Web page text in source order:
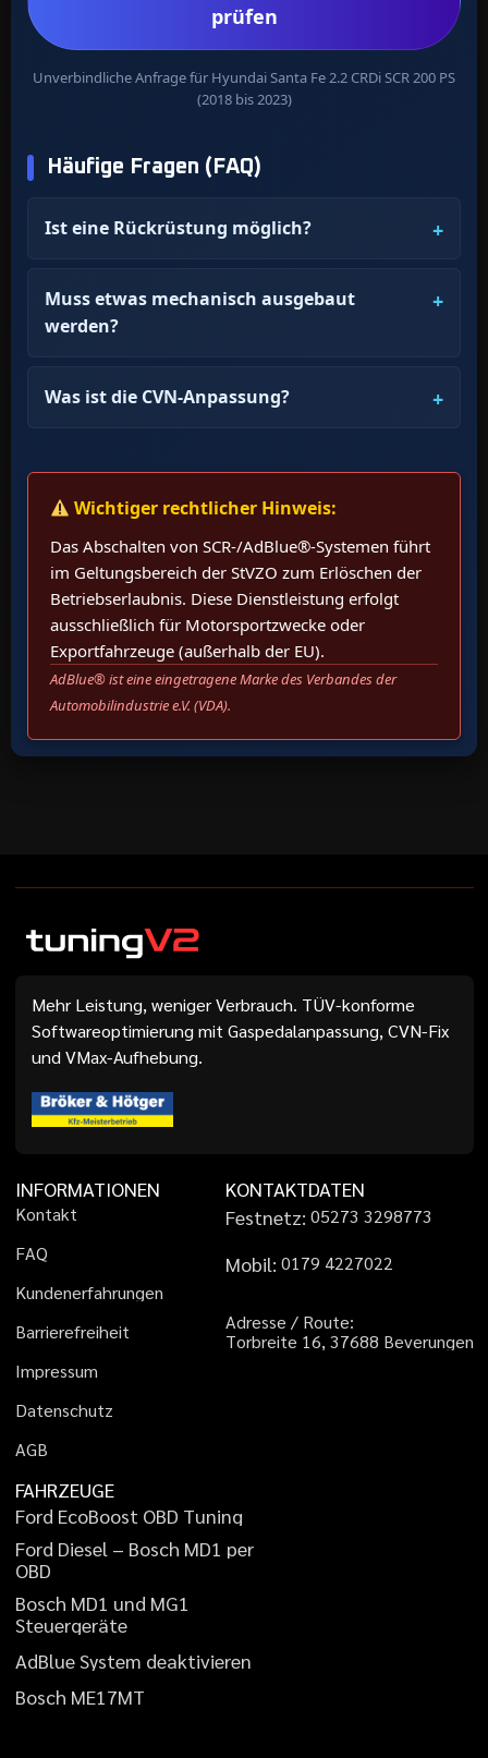
prüfen
Unverbindliche Anfrage für Hyundai Santa Fe 2.2 CRDi SCR 200 PS
(2018 bis 2023)
Häufige Fragen (FAQ)
Ist eine Rückrüstung möglich?
Muss etwas mechanisch ausgebaut
werden?
Was ist die CVN-Anpassung?
Wichtiger rechtlicher Hinweis:
Das Abschalten von SCR-/AdBlue®-Systemen führt
im Geltungsbereich der StVZO zum Erlöschen der
Betriebserlaubnis. Diese Dienstleistung erfolgt
ausschließlich für Motorsportzwecke oder
Exportfahrzeuge (außerhalb der EU).
AdBlue® ist eine eingetragene Marke des Verbandes der
Automobilindustrie e.V. (VDA).
Mehr Leistung, weniger Verbrauch. TÜV-konforme
Softwareoptimierung mit Gaspedalanpassung, CVN-Fix
und VMax-Aufhebung.
INFORMATIONEN
Kontakt
FAQ
Kundenerfahrungen
Barrierefreiheit
Impressum
Datenschutz
AGB
KONTAKTDATEN
Festnetz: 05273 3298773
Mobil: 01 79 4227022
Adresse / Route:
Torbreite 16, 37688 Beverungen
FAHRZEUGE
Ford EcoBoost OBD Tuning
Ford Diesel – Bosch MD1 per
OBD
Bosch MD1 und MG1
Steuergeräte
AdBlueSystem deaktivieren
Bosch ME17MT